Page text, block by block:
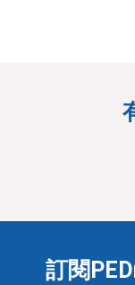
訂閱